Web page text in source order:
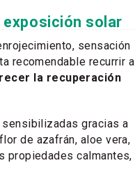
exposición solar
sensación
recomendable recurrir a
la recuperación
gracias a
de azafrán, aloe vera,
propiedades calmantes,